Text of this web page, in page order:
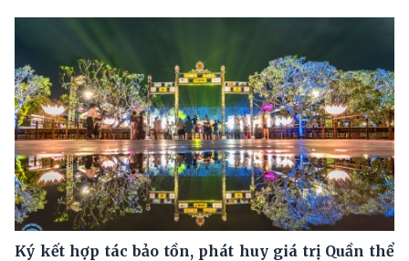
Ký kết hợp tác bảo tồn, phát huy giá trị Quần thể